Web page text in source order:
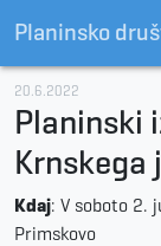
Planinsko
20.6.2022
Planinski
Krnskega
Kdaj: V soboto 2.
Primskovo